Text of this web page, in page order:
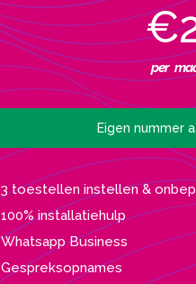
per
Eigen nummer
3 toestellen instellen &
100% installatiehulp
Whatsapp Business
Gespreksopnames